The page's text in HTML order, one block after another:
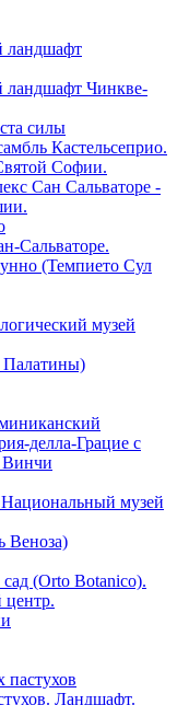
ландшафт
ландшафт Чинкве-
силы
Кастельсеприо.
Софии.
Сан Сальваторе -
Сальваторе.
(Темпието Сул
музей
делла-Грацие c
Винчи
музей
Веноза)
(Orto Botanico).
центр.
пастухов
Ландшафт.